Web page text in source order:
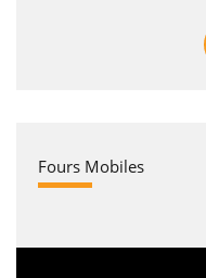
Fours Mobiles